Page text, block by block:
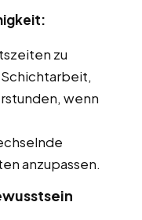
zu
wenn
anzupassen.